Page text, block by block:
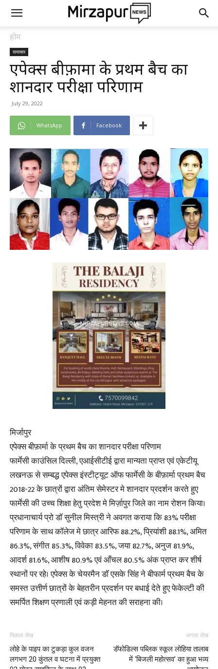
होम
समाचार
एपेक्स बीफ़ार्मा के प्रथम बैच का
शानदार परीक्षा परिणाम
July 29, 2022
WhatsApp Facebook
मिर्जापुर
एपेक्स बीफ़ार्मा के प्रथम बैच का शानदार परीक्षा परिणाम
फार्मेसी काउंसिल दिल्ली, एआईसीटीई द्वारा मान्यता प्राप्त एवं एकेटीयू
लखनऊ से सम्बद्ध एपेक्स इंस्टीट्यूट ऑफ फार्मेसी के बीफ़ार्मा प्रथम बैच
2018-22 के छात्रों द्वारा अंतिम सेमेस्टर मे शानदार प्रदर्शन करते हुए
फार्मेसी की उच्च शिक्षा हेतु प्रदेश मे मिर्ज़ापुर जिले का नाम रोशन किया।
प्रधानाचार्य प्रो डॉ सुनील मिस्त्री ने अवगत कराया कि 83% परीक्षा
परिणाम के साथ कॉलेज मे छात्र आरिफ 88.2%, प्रियांशी 88.1%, अमित
86.3%, संगीत 85.3%, विवेका 83.5%, जया 82.7%, अनुज 81.9%,
आदर्श 81.6%, आशीष 80.9% एवं आँचल 80.5% अंक प्राप्त कर शीर्ष
स्थानों पर रहे। एपेक्स के चेयरमैन डॉ एसके सिंह ने बीफार्म प्रथम बैच के
समस्त उत्तीर्ण छात्रों के बेहतरीन प्रदर्शन पर बधाई देते हुए फेकेल्टी की
समर्पित शिक्षण प्रणाली एवं कड़ी मेहनत की सराहना की।
पिछला लेख
लोहे के पाइप का टुकड़ा कुल वजन
लगभग 20 कुंतल व घटना में प्रयुक्त
अगला लेख
डॅफोडिल्स पब्लिक स्कूल लोहिया तालाब
में ‘बिजली महोत्सव’ का हुआ भव्य